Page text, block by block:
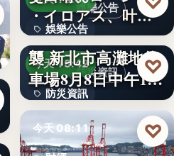
娛樂公告
娛樂公告
30
・イロアス、叶ワ
ンマンラ…
防災資訊
今天 13:42
防災資訊
文字
因應白海豚颱風來
襲 新北市高灘地停
車場8月8日中午12
時…
♡
今天 08:11 ♡